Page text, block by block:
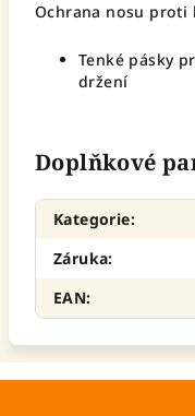
Ochrana nosu proti
Tenké pásky
držení
Doplňkové
Kategorie:
Záruka:
EAN: